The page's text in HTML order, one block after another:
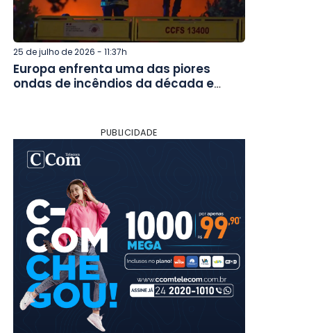
25 de julho de 2026 - 11:37h
Europa enfrenta uma das piores
ondas de incêndios da década e
PUBLICIDADE